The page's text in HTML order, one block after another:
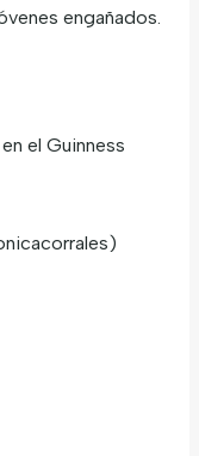
engañados.
el Guinness